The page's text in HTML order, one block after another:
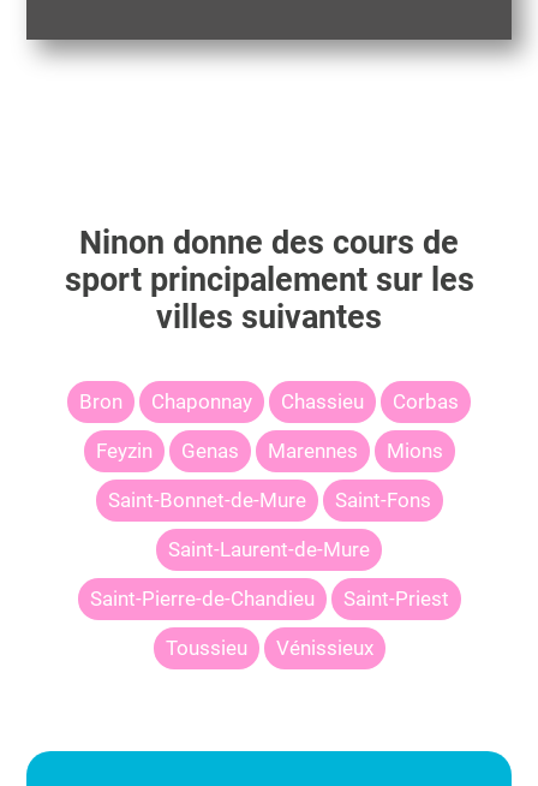
Ninon donne des cours de
sport principalement sur les
villes suivantes
Bron Chaponnay Chassieu Corbas
Feyzin Genas Marennes Mions
Saint-Bonnet-de-Mure Saint-Fons
Saint-Laurent-de-Mure
Saint-Pierre-de-Chandieu Saint-Priest
Toussieu Vénissieux